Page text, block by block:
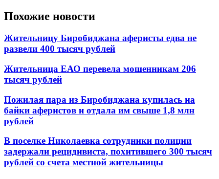
Похожие новости
Жительницу Биробиджана аферисты едва не
развели 400 тысяч рублей
Жительница ЕАО перевела мошенникам 206
тысяч рублей
Пожилая пара из Биробиджана купилась на
байки аферистов и отдала им свыше 1,8 млн
рублей
В поселке Николаевка сотрудники полиции
задержали рецидивиста, похитившего 300 тысяч
рублей со счета местной жительницы